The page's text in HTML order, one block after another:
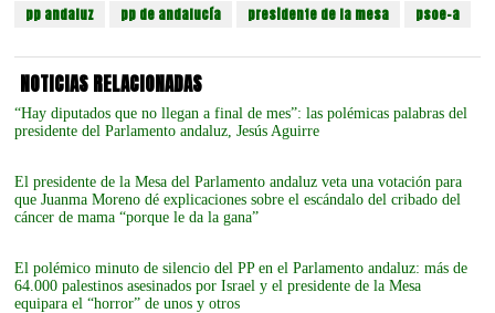
pp andaluz
pp de andalucía presidente de la mesa psoe-a
NOTICIAS RELACIONADAS
“Hay diputados que no llegan a final de mes”: las polémicas palabras del
presidente del Parlamento andaluz, Jesús Aguirre
El presidente de la Mesa del Parlamento andaluz veta una votación para
que Juanma Moreno dé explicaciones sobre el escándalo del cribado del
cáncer de mama “porque le da la gana”
El polémico minuto de silencio del PP en el Parlamento andaluz: más de
64.000 palestinos asesinados por Israel y el presidente de la Mesa
equipara el “horror” de unos y otros